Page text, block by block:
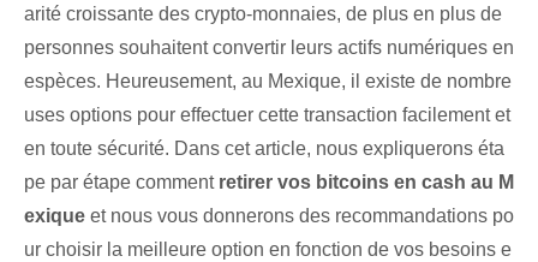
arité croissante des crypto-monnaies, de plus en plus de
personnes souhaitent convertir leurs actifs numériques en
espèces. Heureusement, au Mexique, il existe de nombre
uses options pour effectuer cette transaction facilement et
en toute sécurité. Dans cet⁢ article, nous expliquerons éta
pe par étape comment retirer vos bitcoins en cash au M
exique et nous vous donnerons des recommandations po
ur choisir la meilleure option en fonction de vos besoins e